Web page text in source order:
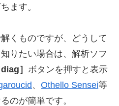
ます。
くものですが、どうして
りたい場合は、解析ソフ
diag］ ボタンを押すと表示
、 Othello Sensei等
のが簡単です。